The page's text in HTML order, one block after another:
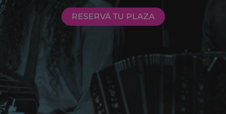
RESERVÁ TU PLAZA